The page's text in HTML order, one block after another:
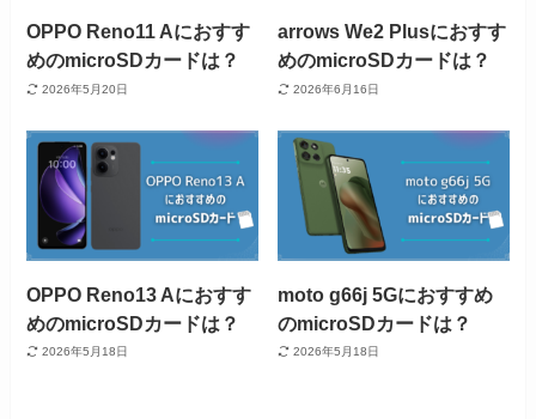
OPPO Reno11 Aにおすす
めのmicroSDカードは？
2026年5月20日
arrows We2 Plusにおすす
めのmicroSDカードは？
2026年6月16日
OPPO Reno13 Aにおすす
めのmicroSDカードは？
2026年5月18日
moto g66j 5Gにおすすめ
のmicroSDカードは？
2026年5月18日